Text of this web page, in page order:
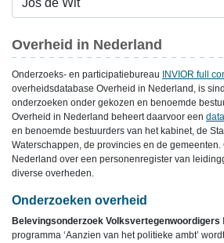
Overheid in Nederland
Onderzoeks- en participatiebureau INVIOR full
overheidsdatabase Overheid in Nederland, is
onderzoeken onder gekozen en benoemde
Overheid in Nederland beheert daarvoor een
en benoemde bestuurders van het kabinet, de
Waterschappen, de provincies en de gemeenten.
Nederland over een personenregister van
diverse overheden.
Onderzoeken overheid
Belevingsonderzoek Volksvertegenwoordigers
programma ‘Aanzien van het politieke ambt’